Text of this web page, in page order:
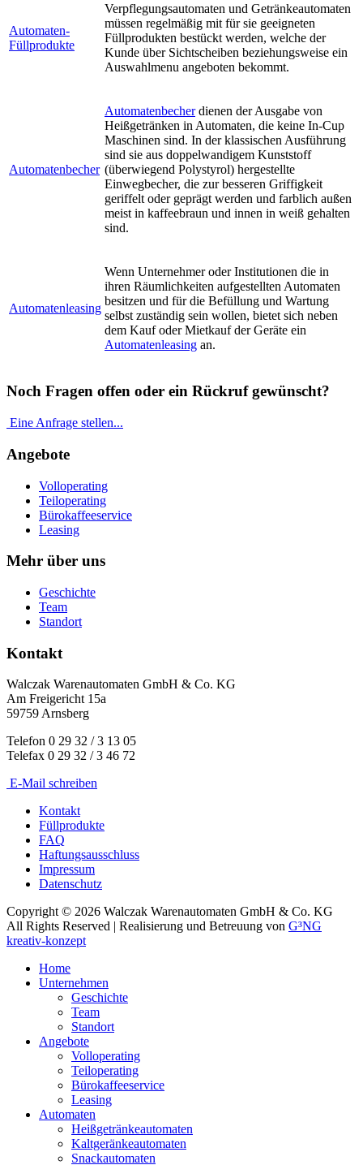
Automaten-
Füllprodukte
Verpflegungsautomaten und Getränkeautomaten
müssen regelmäßig mit für sie geeigneten
Füllprodukten bestückt werden, welche der
Kunde über Sichtscheiben beziehungsweise ein
Auswahlmenu angeboten bekommt.
Automatenbecher
Automatenbecherdienen der Ausgabe von
Heißgetränken in Automaten, die keine In-Cup
Maschinen sind. In der klassischen Ausführung
sind sie aus doppelwandigem Kunststoff
(überwiegend Polystyrol) hergestellte
Einwegbecher, die zur besseren Griffigkeit
geriffelt oder geprägt werden und farblich außen
meist in kaffeebraun und innen in weiß gehalten
sind.
Automatenleasing
Wenn Unternehmer oder Institutionen die in
ihren Räumlichkeiten aufgestellten Automaten
besitzen und für die Befüllung und Wartung
selbst zuständig sein wollen, bietet sich neben
dem Kauf oder Mietkauf der Geräte ein
Automatenleasing an.
Noch Fragen offen oder ein Rückruf gewünscht?
Eine Anfrage stellen...
Angebote
Volloperating
Teiloperating
Bürokaffeeservice
Leasing
Mehr über uns
Geschichte
Team
Standort
Kontakt
Walczak Warenautomaten GmbH & Co. KG
Am Freigericht 15a
59759 Arnsberg
Telefon 0 29 32 / 3 13 05
Telefax 0 29 32 / 3 46 72
E-Mail schreiben
Kontakt
Füllprodukte
FAQ
Haftungsausschluss
Impressum
Datenschutz
Copyright © 2026 Walczak Warenautomaten GmbH & Co. KG
All Rights Reserved | Realisierung und Betreuung von G³NG
kreativ-konzept
Home
Unternehmen
Geschichte
Team
Standort
Angebote
Volloperating
Teiloperating
Bürokaffeeservice
Leasing
Automaten
Heißgetränkeautomaten
Kaltgeränkeautomaten
Snackautomaten